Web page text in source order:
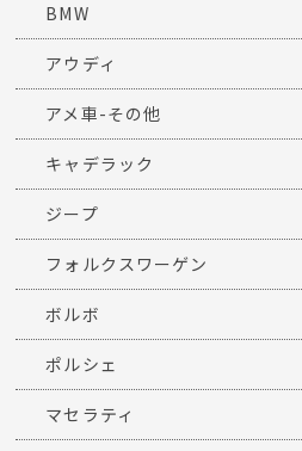
BMW
アウディ
アメ車-その他
キャデラック
ジープ
フォルクスワーゲン
ボルボ
ポルシェ
マセラティ